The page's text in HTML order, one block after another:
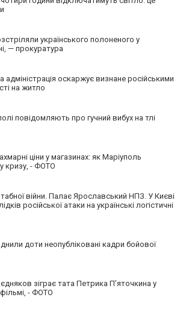
українського полоненого у
— прокуратура
адміністрація оскаржує визнане російськими
на житло
повідомляють про гучний вибух на тлі
ціни у магазинах: як Маріуполь
кризу, - ФОТО
війни. Палає Ярославський НПЗ. У Києві
російської атаки на українські логістичні
доти неопубліковані кадри бойової
зіграє тата Петрика П’яточкина у
- ФОТО